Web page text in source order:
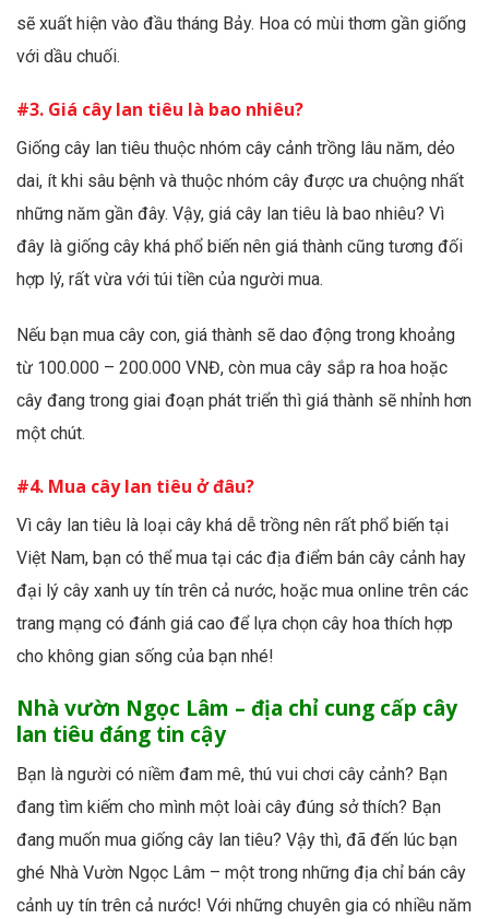
sẽ xuất hiện vào đầu tháng Bảy. Hoa có mùi thơm gần giống
với dầu chuối.
#3. Giá cây lan tiêu là bao nhiêu?
Giống cây lan tiêu thuộc nhóm cây cảnh trồng lâu năm, dẻo
dai, ít khi sâu bệnh và thuộc nhóm cây được ưa chuộng nhất
những năm gần đây. Vậy, giá cây lan tiêu là bao nhiêu? Vì
đây là giống cây khá phổ biến nên giá thành cũng tương đối
hợp lý, rất vừa với túi tiền của người mua.
Nếu bạn mua cây con, giá thành sẽ dao động trong khoảng
từ 100.000 – 200.000 VNĐ, còn mua cây sắp ra hoa hoặc
cây đang trong giai đoạn phát triển thì giá thành sẽ nhỉnh hơn
một chút.
#4. Mua cây lan tiêu ở đâu?
Vì cây lan tiêu là loại cây khá dễ trồng nên rất phổ biến tại
Việt Nam, bạn có thể mua tại các địa điểm bán cây cảnh hay
đại lý cây xanh uy tín trên cả nước, hoặc mua online trên các
trang mạng có đánh giá cao để lựa chọn cây hoa thích hợp
cho không gian sống của bạn nhé!
Nhà vườn Ngọc Lâm – địa chỉ cung cấp cây
lan tiêu đáng tin cậy
Bạn là người có niềm đam mê, thú vui chơi cây cảnh? Bạn
đang tìm kiếm cho mình một loài cây đúng sở thích? Bạn
đang muốn mua giống cây lan tiêu? Vậy thì, đã đến lúc bạn
ghé Nhà Vườn Ngọc Lâm – một trong những địa chỉ bán cây
cảnh uy tín trên cả nước! Với những chuyên gia có nhiều năm